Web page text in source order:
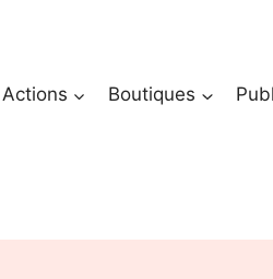
Actions Boutiques